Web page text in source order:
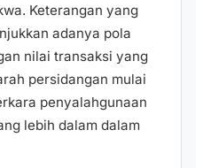
Keterangan yang
adanya pola
nilai transaksi yang
persidangan mulai
penyalahgunaan
lebih dalam dalam